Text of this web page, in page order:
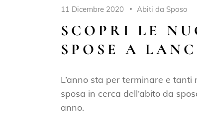
11 Dicembre 2020 Abiti da Sposo
SCOPRI LE
SPOSE A
L’anno sta per terminare e
sposa in cerca dell’abito da
anno.